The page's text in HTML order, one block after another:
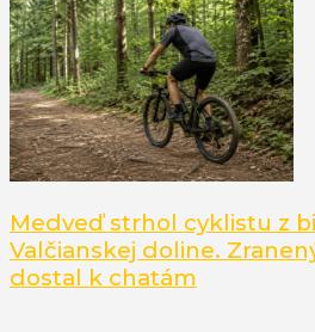
Medveď strhol cyklistu z
Valčianskej doline.
dostal k chatám